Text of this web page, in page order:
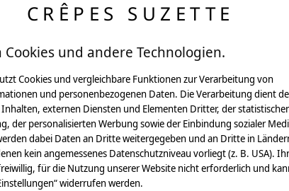
Schultütenständer in kraftvollen Farben,
€12,90 - €14,90
*Inkl. MwSt. zzgl.Versandkosten
CRÊPES SUZETTE
und andere Technologien.
Cookies und vergleichbare Funktionen zur Verarbeitung von
und personenbezogenen Daten. Die Verarbeitung dient
externen Diensten und Elementen Dritter, der
der personalisierten Werbung sowie der Einbindung sozialer
dabei Daten an Dritte weitergegeben und an Dritte in
kein angemessenes Datenschutzniveau vorliegt (z. B. USA).
für die Nutzung unserer Website nicht erforderlich und
widerrufen werden.